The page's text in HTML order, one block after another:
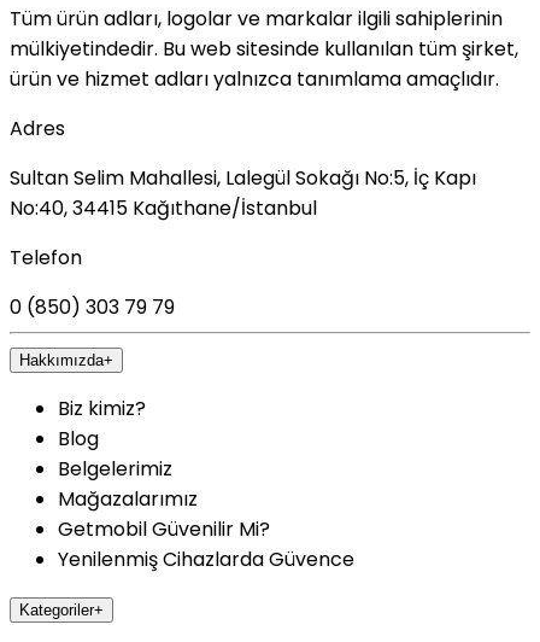
Tüm ürün adları, logolar ve markalar ilgili sahiplerinin
mülkiyetindedir. Bu web sitesinde kullanılan tüm şirket,
ürün ve hizmet adları yalnızca tanımlama amaçlıdır.
Adres
Sultan Selim Mahallesi, Lalegül Sokağı No:5, İç Kapı
No:40, 34415 Kağıthane/İstanbul
Telefon
0 (850) 303 79 79
Hakkımızda+
Biz kimiz?
Blog
Belgelerimiz
Mağazalarımız
Getmobil Güvenilir Mi?
Yenilenmiş Cihazlarda Güvence
Kategoriler+